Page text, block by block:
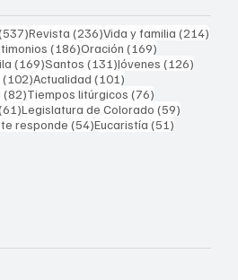
537 entradas
Revista (236)236 entradas
Vida y familia (214)
entradas(186)186 entradas
Oración (169)
(169)169 entradas
Santos (131)131 entradas
Jóvenes (126)
(102)102 entradas
Actualidad (101)
(82)82 entradas
Tiempos litúrgicos (76)
61 entradas
Legislatura de Colorado (59)
responde (54)54 entradas
Eucaristía (51)